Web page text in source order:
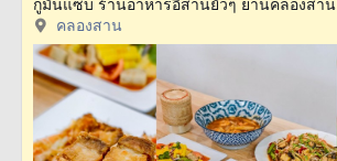
คลองสาน